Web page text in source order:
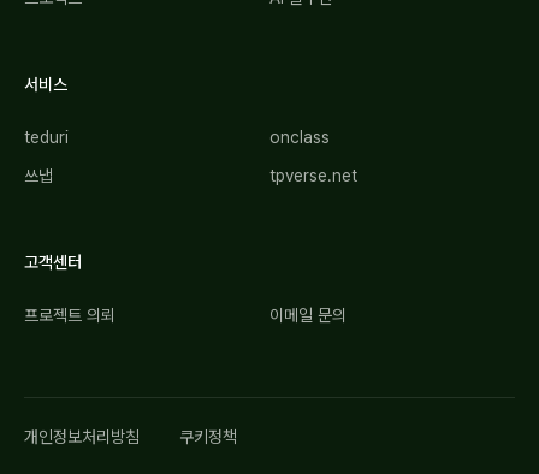
서비스
teduri
onclass
쓰냅
tpverse.net
고객센터
프로젝트 의뢰 이메일 문의
개인정보처리방침 쿠키정책